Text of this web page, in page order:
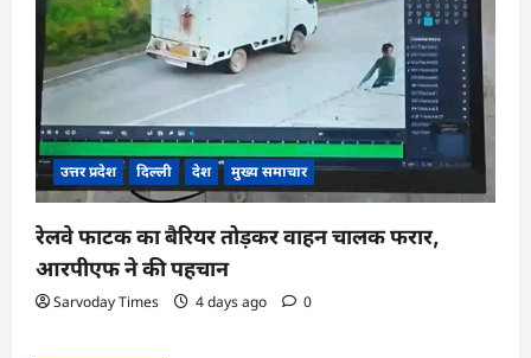
उत्तर प्रदेश दिल्ली देश मुख्य समाचार
रेलवे फाटक का बैरियर तोड़कर वाहन चालक फरार,
आरपीएफ ने की पहचान
Sarvoday Times 4 days ago 0